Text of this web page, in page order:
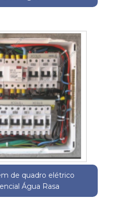
de quadro elétrico
Água Rasa